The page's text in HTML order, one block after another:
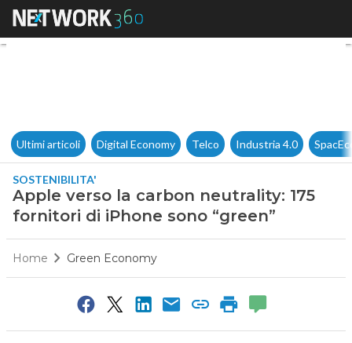
Apple verso la carbon
Ultimi articoli Digital Economy Telco Industria 4.0
SOSTENIBILITA'
Apple verso la carbon neutrality: 175
fornitori di iPhone sono “green”
Home Green Economy